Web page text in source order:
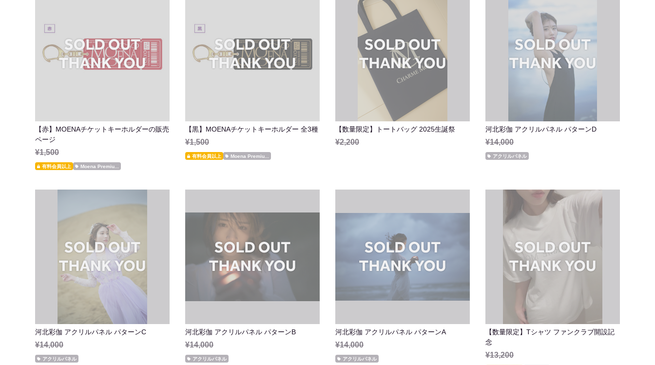
【赤】MOENAチケットキーホルダーの販売
ページ
¥1,500
有料会員以上 Moena Premiu...
【黒】MOENAチケットキーホルダー 全3種
¥1,500
有料会員以上 Moena Premiu...
【数量限定】トートバッグ 2025生誕祭
¥2,200
河北彩伽 アクリルパネル パターンD
¥14,000
アクリルパネル
河北彩伽 アクリルパネル パターンC
¥14,000
アクリルパネル
河北彩伽 アクリルパネル パターンB
¥14,000
アクリルパネル
河北彩伽 アクリルパネル パターンA
¥14,000
アクリルパネル
【数量限定】Tシャツ ファンクラブ開設記
念
¥13,200